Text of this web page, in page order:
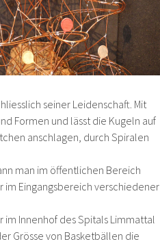
seiner Leidenschaft. Mit
Formen und lässt die Kugeln auf
anschlagen, durch Spiralen
man im öffentlichen Bereich
im Eingangsbereich verschiedener
im Innenhof des Spitals Limmattal
Grösse von Basketbällen die